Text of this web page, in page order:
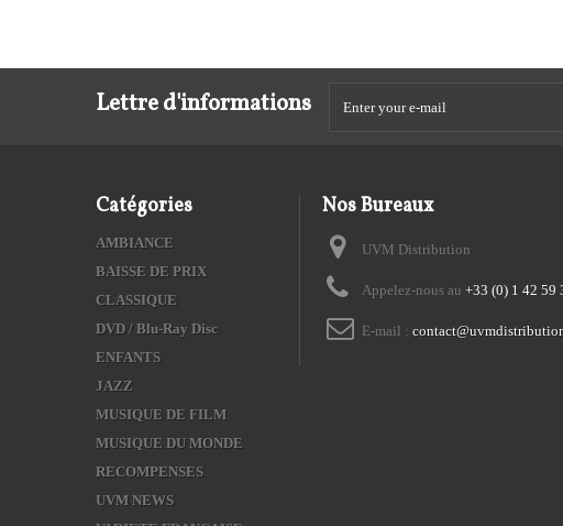
Lettre d'informations
Catégories
AMBIANCE
BAISSE DE PRIX
CLASSIQUE
DVD / Blu-Ray Disc
ENFANTS
JAZZ
MUSIQUE DE FILM
MUSIQUE DU MONDE
RECOMPENSES
UVM NEWS
Nos Bureaux
UVM Distribution
Appelez-nous au +33 (0) 1 42 59
E-mail :